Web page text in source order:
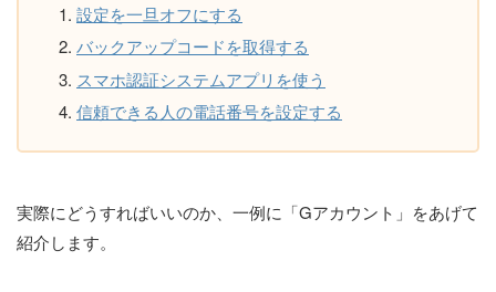
設定を一旦オフにする
バックアップコードを取得する
スマホ認証システムアプリを使う
信頼できる人の電話番号を設定する
実際にどうすればいいのか、一例に「Gアカウント」をあげて
紹介します。